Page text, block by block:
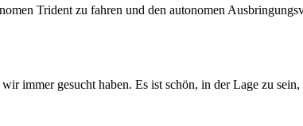
Trident zu fahren und den autonomen
immer gesucht haben. Es ist schön, in der Lage zu